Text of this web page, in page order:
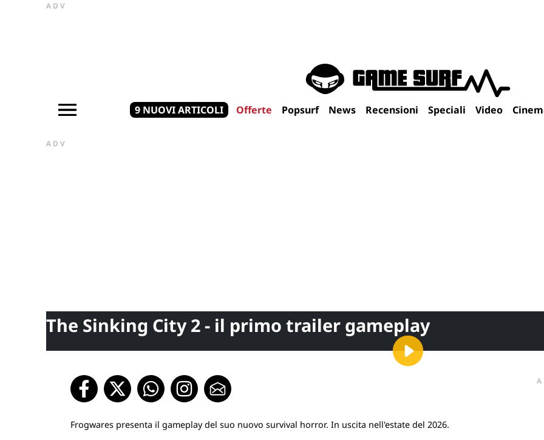
ADV
9 NUOVI ARTICOLI Offerte Popsurf News Recensioni Speciali Video
ADV
The Sinking City 2 - il primo trailer gameplay
Frogwares presenta il gameplay del suo nuovo survival horror. In uscita nell'estate del 2026.